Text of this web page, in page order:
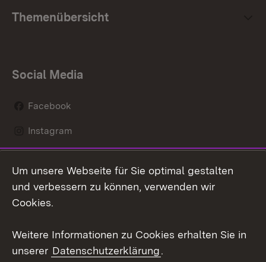
Themenübersicht
Social Media
Facebook
Instagram
Social Wall
Youtube
Kontakt
Datenschutz
Um unsere Webseite für Sie optimal gestalten
und verbessern zu können, verwenden wir
Cookies.
Weitere Informationen zu Cookies erhalten Sie in
unserer Datenschutzerklärung.